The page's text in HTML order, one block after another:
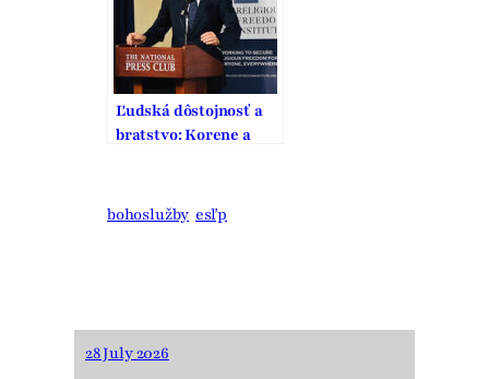
Ľudská dôstojnosť a
bratstvo: Korene a
bohoslužby esľp
28 July 2026